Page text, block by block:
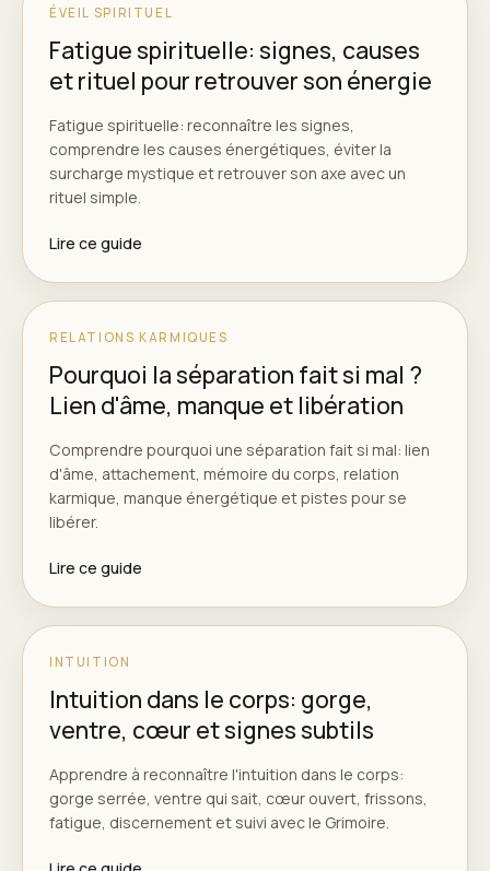
ÉVEIL SPIRITUEL
Fatigue spirituelle: signes, causes
et rituel pour retrouver son énergie
Fatigue spirituelle: reconnaître les signes,
comprendre les causes énergétiques, éviter la
surcharge mystique et retrouver son axe avec un
rituel simple.
Lire ce guide
RELATIONS KARMIQUES
Pourquoi la séparation fait si mal ?
Lien d'âme, manque et libération
Comprendre pourquoi une séparation fait si mal: lien
d'âme, attachement, mémoire du corps, relation
karmique, manque énergétique et pistes pour se
libérer.
Lire ce guide
INTUITION
Intuition dans le corps: gorge,
ventre, cœur et signes subtils
Apprendre à reconnaître l'intuition dans le corps:
gorge serrée, ventre qui sait, cœur ouvert, frissons,
fatigue, discernement et suivi avec le Grimoire.